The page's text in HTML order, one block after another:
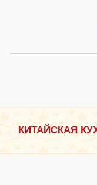
КИТАЙСКАЯ